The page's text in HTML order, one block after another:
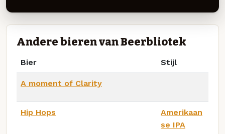
Andere bieren van Beerbliotek
Bier Stijl
A moment of Clarity
Hip Hops
Amerikaan
se IPA